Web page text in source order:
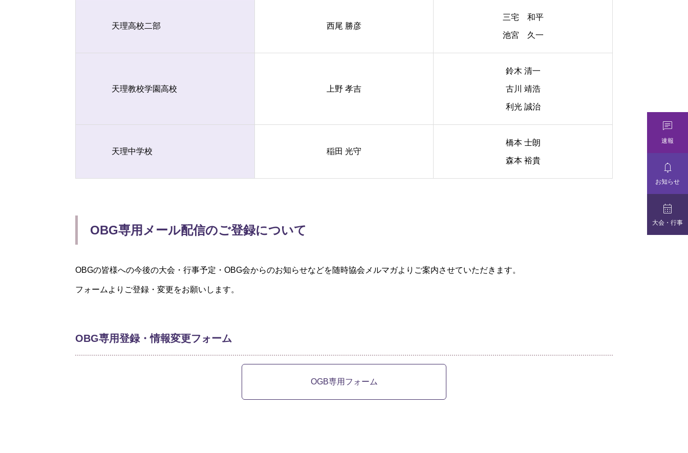
天理高校二部 西尾 勝彦
三宅 和平
池宮 久一
天理教校学園高校 上野 孝吉
鈴木 清一
古川 靖浩
利光 誠治
天理中学校 稲田 光守
橋本 士朗
森本 裕貴
OBG専用メール配信のご登録について
OBGの皆様への今後の大会・行事予定・OBG会からのお知らせなどを随時協会メルマガよりご案内させていただきます。
フォームよりご登録・変更をお願いします。
OBG専用登録・情報変更フォーム
OGB専用フォーム

速報

お知らせ

大会・行事